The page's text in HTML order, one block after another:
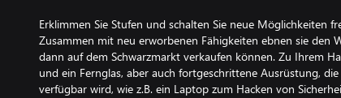
Erklimmen Sie Stufen und schalten Sie neue Möglichkeiten
Zusammen mit neu erworbenen Fähigkeiten ebnen sie den
dann auf dem Schwarzmarkt verkaufen können. Zu Ihrem
und ein Fernglas, aber auch fortgeschrittene Ausrüstung,
verfügbar wird, wie z.B. ein Laptop zum Hacken von